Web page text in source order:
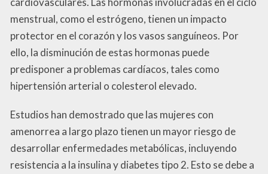
menstrual, como el estrógeno, tienen un impacto
protector en el corazón y los vasos sanguíneos. Por
ello, la disminución de estas hormonas puede
predisponer a problemas cardíacos, tales como
hipertensión arterial o colesterol elevado.
Estudios han demostrado que las mujeres con
amenorrea a largo plazo tienen un mayor riesgo de
desarrollar enfermedades metabólicas, incluyendo
resistencia a la insulina y diabetes tipo 2. Esto se debe a